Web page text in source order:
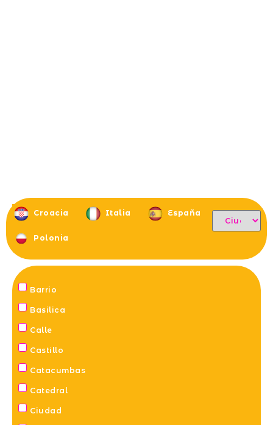
Croacia Italia España
Polonia
Barrio
Basilica
Calle
Castillo
Catacumbas
Catedral
Ciudad